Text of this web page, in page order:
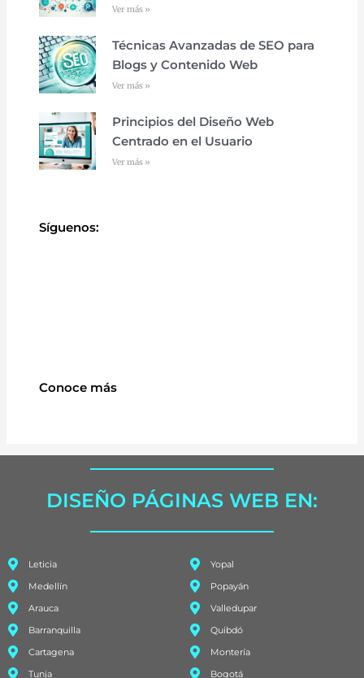
Ver más »
Técnicas Avanzadas de SEO para
Blogs y Contenido Web
Ver más »
Principios del Diseño Web
Centrado en el Usuario
Ver más »
Síguenos:
Conoce más
DISEÑO PÁGINAS WEB EN:
Leticia
Medellín
Arauca
Barranquilla
Cartagena
Tunja
Yopal
Popayán
Valledupar
Quibdó
Montería
Bogotá